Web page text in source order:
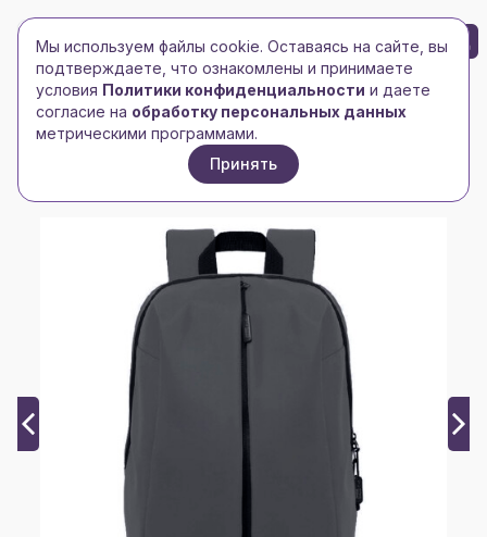
Toggle navigation
Toggle navigation
БРЕНД-ЛОГО 0
Главная/happygift/
Рюкзак водостойкий "Go", серый, 41 х 29 х15,5 см,
90% полиуретан 10% полиэстер
Мы используем файлы cookie. Оставаясь на сайте, вы
подтверждаете, что ознакомлены и принимаете
условия Политики конфиденциальности и даете
согласие на обработку персональных данных
метрическими программами.
Принять